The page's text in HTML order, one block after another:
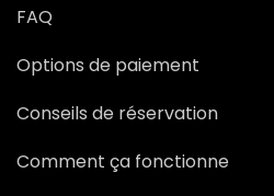
FAQ
Options de paiement
Conseils de réservation
Comment ça fonctionne